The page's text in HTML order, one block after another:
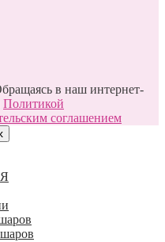
в наш интернет-
Политикой
соглашением